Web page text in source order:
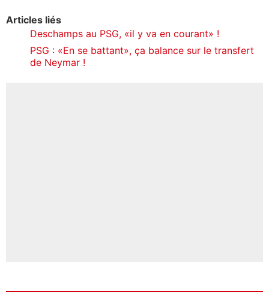
Articles liés
Deschamps au PSG, «il y va en courant» !
PSG : «En se battant», ça balance sur le transfert
de Neymar !